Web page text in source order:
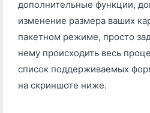
дополнительные функции,
изменение размера ваших
пакетном режиме, просто
нему происходить весь
список поддерживаемых
на скриншоте ниже.